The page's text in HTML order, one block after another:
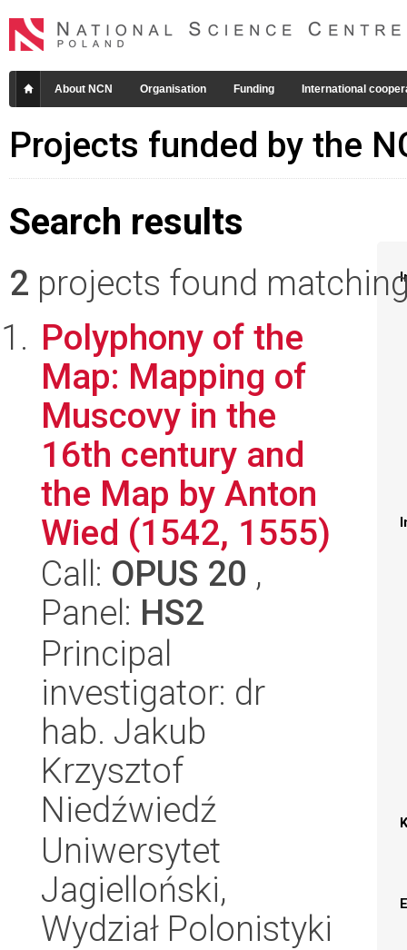
About NCN Organisation Funding International
Projects funded by the
Search results
2 projects found
Polyphony of the
Map: Mapping of
Muscovy in the
16th century and
the Map by Anton
Wied (1542, 1555)
Call: OPUS 20 ,
Panel: HS2
Principal
investigator: dr
hab. Jakub
Krzysztof
Niedźwiedź
Uniwersytet
Jagielloński,
Wydział Polonistyki